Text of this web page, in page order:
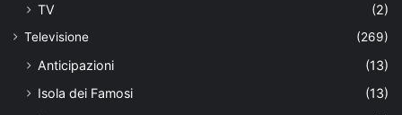
TV
(2)
Televisione (269)
Anticipazioni
(13)
Isola dei Famosi
(13)